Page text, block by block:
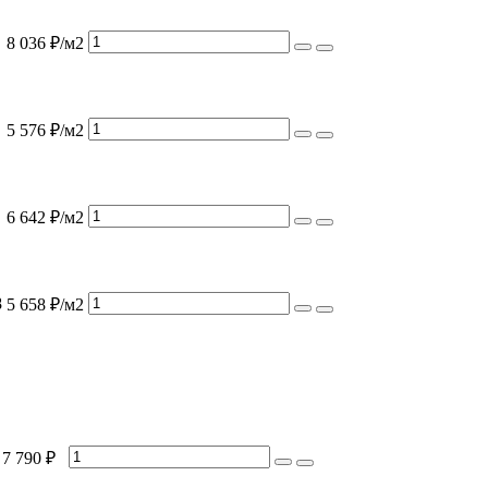
8 036 ₽/м2
5 576 ₽/м2
6 642 ₽/м2
5 658 ₽/м2
7 790 ₽